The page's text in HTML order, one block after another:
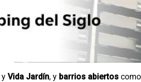
y Vida Jardín, y barrios abiertos como